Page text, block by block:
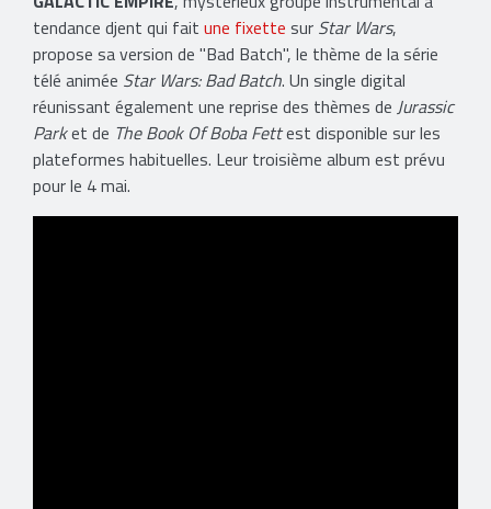
tendance djent qui fait une fixette sur Star Wars,
propose sa version de "Bad Batch", le thème de la série
télé animée Star Wars: Bad Batch. Un single digital
réunissant également une reprise des thèmes de Jurassic
Parket de The Book Of Boba Fettest disponible sur les
plateformes habituelles. Leur troisième album est prévu
pour le 4 mai.